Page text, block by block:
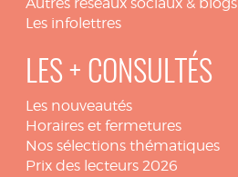
Les infolettres
LES + CONSULTÉS
Les nouveautés
Horaires et fermetures
Nos sélections thématiques
Prix des lecteurs 2026